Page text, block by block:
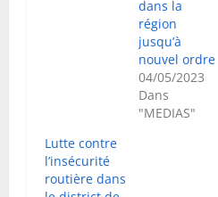
dans la
région
jusqu’à
nouvel ordre
04/05/2023
Dans
"MEDIAS"
Lutte contre
l’insécurité
routière dans